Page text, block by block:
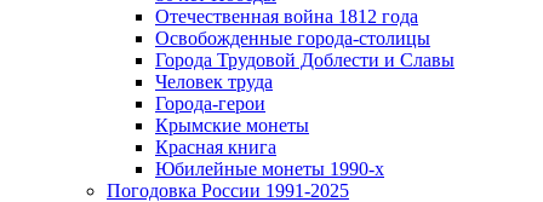
Отечественная война 1812 года
Освобожденные города-столицы
Города Трудовой Доблести и Славы
Человек труда
Города-герои
Крымские монеты
Красная книга
Юбилейные монеты 1990-х
Погодовка России 1991-2025